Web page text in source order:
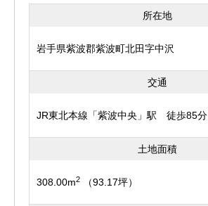
所在地
岩手県紫波郡紫波町北田字中沢
交通
JR東北本線「紫波中央」駅 徒歩85分
土地面積
308.00m2 （93.17坪）